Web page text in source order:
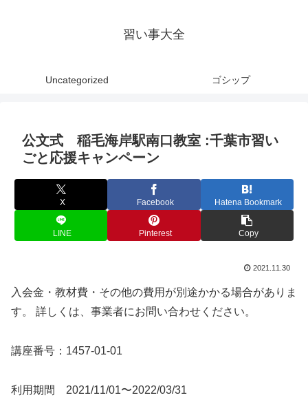
習い事大全
Uncategorized ゴシップ
公文式 稲毛海岸駅南口教室 :千葉市習い
ごと応援キャンペーン
X Facebook Hatena Bookmark
LINE Pinterest Copy
2021.11.30
入会金・教材費・その他の費用が別途かかる場合がありま
す。 詳しくは、事業者にお問い合わせください。
講座番号：1457-01-01
利用期間 2021/11/01〜2022/03/31